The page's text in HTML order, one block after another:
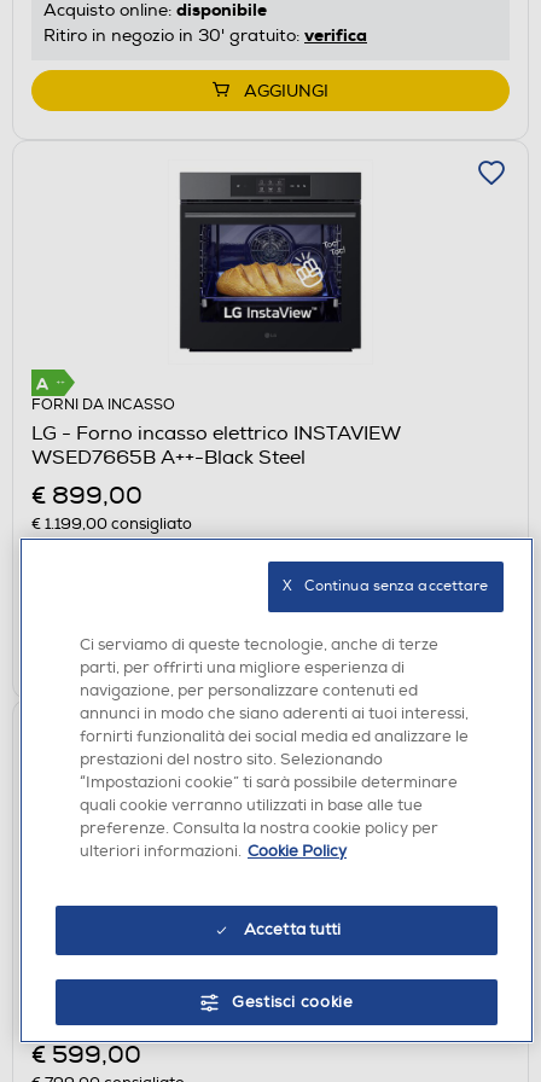
Acquisto online: disponibile
Ritiro in negozio in 30' gratuito: verifica
AGGIUNGI
FORNI DA INCASSO
LG - Forno incasso elettrico INSTAVIEW
WSED7665B A++-Black Steel
€ 899,00
€ 1.199,00consigliato
Ritiro in negozio in 30' gratuito: verifica
AGGIUNGI
LG - Forno incasso elettrico INSTAVIEW
WS9D7651WS - A++-Stainless Steel
€ 599,00
Ci serviamo di queste tecnologie, anche di terze
parti, per offrirti una migliore esperienza di
navigazione, per personalizzare contenuti ed
annunci in modo che siano aderenti ai tuoi interessi,
fornirti funzionalità dei social media ed analizzare le
prestazioni del nostro sito. Selezionando
“Impostazioni cookie” ti sarà possibile determinare
quali cookie verranno utilizzati in base alle tue
preferenze. Consulta la nostra cookie policy per
ulteriori informazioni. Cookie Policy
Accetta tutti
Gestisci cookie
X   Continua senza accettare